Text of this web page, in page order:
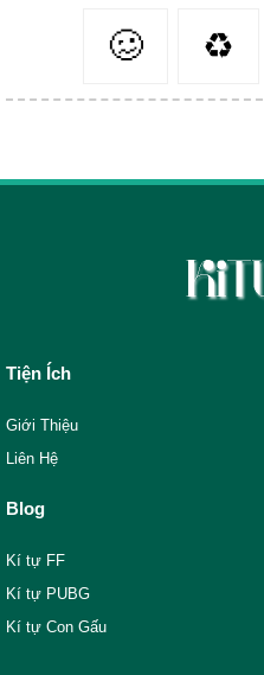
🥴 ♻️
Tiện Ích
Giới Thiệu
Liên Hệ
Blog
Kí tự FF
Kí tự PUBG
Kí tự Con Gấu